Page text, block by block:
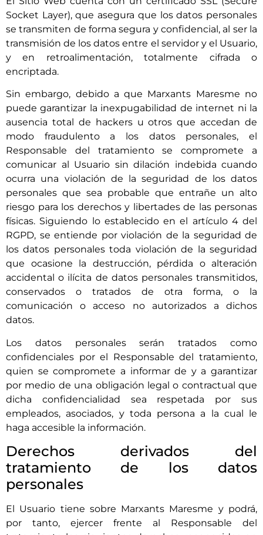
Socket Layer), que asegura que los datos personales
se transmiten de forma segura y confidencial, al ser la
transmisión de los datos entre el servidor y el Usuario,
y en retroalimentación, totalmente cifrada o
encriptada.
Sin embargo, debido a que Marxants Maresme no
puede garantizar la inexpugabilidad de internet ni la
ausencia total de hackers u otros que accedan de
modo fraudulento a los datos personales, el
Responsable del tratamiento se compromete a
comunicar al Usuario sin dilación indebida cuando
ocurra una violación de la seguridad de los datos
personales que sea probable que entrañe un alto
riesgo para los derechos y libertades de las personas
físicas. Siguiendo lo establecido en el artículo 4 del
RGPD, se entiende por violación de la seguridad de
los datos personales toda violación de la seguridad
que ocasione la destrucción, pérdida o alteración
accidental o ilícita de datos personales transmitidos,
conservados o tratados de otra forma, o la
comunicación o acceso no autorizados a dichos
datos.
Los datos personales serán tratados como
confidenciales por el Responsable del tratamiento,
quien se compromete a informar de y a garantizar
por medio de una obligación legal o contractual que
dicha confidencialidad sea respetada por sus
empleados, asociados, y toda persona a la cual le
haga accesible la información.
Derechos derivados del
tratamiento de los datos
personales
El Usuario tiene sobre Marxants Maresme y podrá,
por tanto, ejercer frente al Responsable del